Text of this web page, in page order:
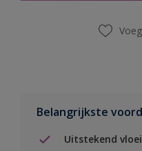
Belangrijkste
Uitstekend